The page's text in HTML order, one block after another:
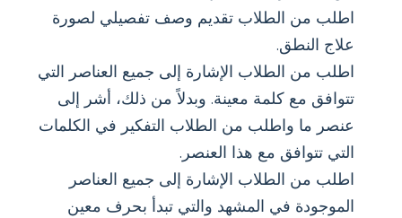
اطلب من الطلاب تقديم وصف تفصيلي لصورة
علاج النطق.
اطلب من الطلاب الإشارة إلى جميع العناصر التي
تتوافق مع كلمة معينة. وبدلاً من ذلك، أشر إلى
عنصر ما واطلب من الطلاب التفكير في الكلمات
التي تتوافق مع هذا العنصر.
اطلب من الطلاب الإشارة إلى جميع العناصر
الموجودة في المشهد والتي تبدأ بحرف معين